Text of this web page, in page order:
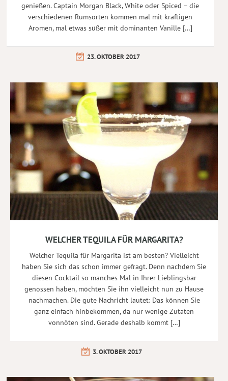
genießen. Captain Morgan Black, White oder Spiced – die
verschiedenen Rumsorten kommen mal mit kräftigen
Aromen, mal etwas süßer mit dominanten Vanille […]
23. OKTOBER 2017
WELCHER TEQUILA FÜR MARGARITA?
Welcher Tequila für Margarita ist am besten? Vielleicht
haben Sie sich das schon immer gefragt. Denn nachdem Sie
diesen Cocktail so manches Mal in Ihrer Lieblingsbar
genossen haben, möchten Sie ihn vielleicht nun zu Hause
nachmachen. Die gute Nachricht lautet: Das können Sie
ganz einfach hinbekommen, da nur wenige Zutaten
vonnöten sind. Gerade deshalb kommt […]
3. OKTOBER 2017